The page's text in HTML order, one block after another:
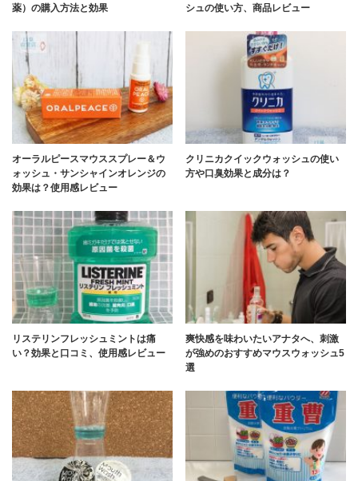
薬）の購入方法と効果
シュの使い方、商品レビュー
オーラルピースマウススプレー＆ウ
ォッシュ・サンシャインオレンジの
効果は？使用感レビュー
クリニカクイックウォッシュの使い
方や口臭効果と成分は？
リステリンフレッシュミントは痛
い？効果と口コミ、使用感レビュー
爽快感を味わいたいアナタへ、刺激
が強めのおすすめマウスウォッシュ5
選